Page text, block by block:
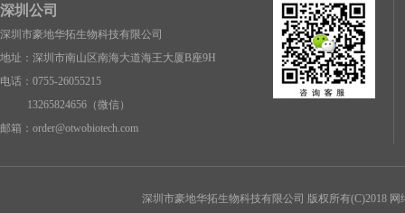
深圳公司
深圳市豪地华拓生物科技有限公司
地址：深圳市南山区南海大道海王大厦B座9H
电话：0755-26055215
13265824656（微信）
邮箱： order@otwobiotech.com
深圳市豪地华拓生物科技有限公司 版权所有(C)2018